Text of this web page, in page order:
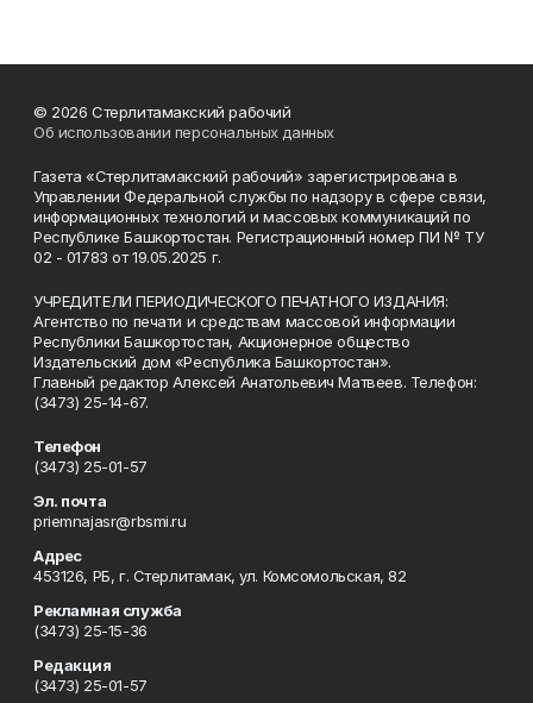
© 2026 Стерлитамакский рабочий
Об использовании персональных данных
Газета «Стерлитамакский рабочий» зарегистрирована в
Управлении Федеральной службы по надзору в сфере связи,
информационных технологий и массовых коммуникаций по
Республике Башкортостан. Регистрационный номер ПИ № ТУ
02 - 01783 от 19.05.2025 г.
УЧРЕДИТЕЛИ ПЕРИОДИЧЕСКОГО ПЕЧАТНОГО ИЗДАНИЯ:
Агентство по печати и средствам массовой информации
Республики Башкортостан, Акционерное общество
Издательский дом «Республика Башкортостан».
Главный редактор Алексей Анатольевич Матвеев. Телефон:
(3473) 25-14-67.
Телефон
(3473) 25-01-57
Эл. почта
priemnajasr@rbsmi.ru
Адрес
453126, РБ, г. Стерлитамак, ул. Комсомольская, 82
Рекламная служба
(3473) 25-15-36
Редакция
(3473) 25-01-57